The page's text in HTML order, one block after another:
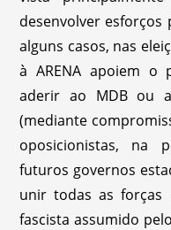
desenvolver
alguns casos, nas
à ARENA apoiem o
aderir ao MDB ou
(mediante
oposicionistas, na
futuros governos
unir todas as forças
fascista assumido